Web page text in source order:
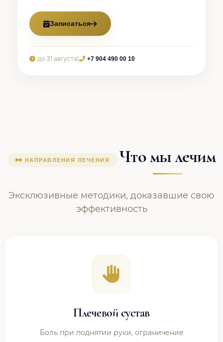
Записаться
до 31 августа +7 904 490 00 10
НАПРАВЛЕНИЯ ЛЕЧЕНИЯ Что мы лечим
Эксклюзивные методики, доказавшие свою
эффективность
Плечевой сустав
Боль при поднятии руки, ограничение